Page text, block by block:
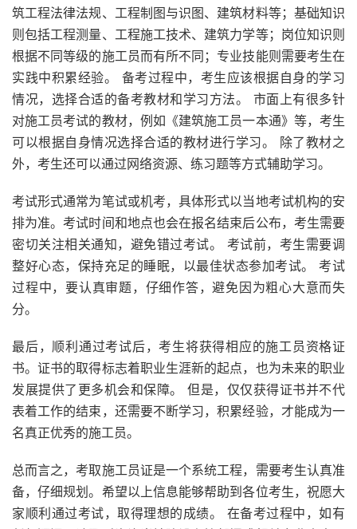
筑工程法律法规、工程制图与识图、建筑材料等；基础知识
则包括工程测量、工程施工技术、建筑力学等；岗位知识则
根据不同等级的施工员而有所不同；专业技能则需要考生在
实践中积累经验。 备考过程中，考生应该根据自身的学习
情况，选择合适的备考教材和学习方法。 市面上有很多针
对施工员考试的教材，例如《建筑施工员一本通》等，考生
可以根据自身情况选择合适的教材进行学习。 除了教材之
外，考生还可以通过网络资源、练习题等方式辅助学习。
考试形式通常为笔试或机考，具体形式以当地考试机构的安
排为准。考试时间和地点也会在报名结束后公布，考生需要
密切关注相关通知，避免错过考试。 考试前，考生需要调
整好心态，保持充足的睡眠，以最佳状态参加考试。 考试
过程中，要认真审题，仔细作答，避免因为粗心大意而失
分。
最后，顺利通过考试后，考生将获得相应的施工员资格证
书。证书的取得标志着职业生涯新的起点，也为未来的职业
发展提供了更多机会和保障。 但是，仅仅获得证书并不代
表着工作的结束，还需要不断学习，积累经验，才能成为一
名真正优秀的施工员。
总而言之，考取施工员证是一个系统工程，需要考生认真准
备，仔细规划。希望以上信息能够帮助到各位考生，祝愿大
家顺利通过考试，取得理想的成绩。 在备考过程中，如有